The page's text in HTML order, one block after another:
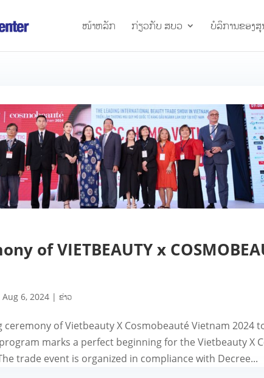
ໜ້າຫລັກ ກ່ຽວກັບ ສບວ ບໍລິການຂອງ
of VIETBEAUTY x
Aug 6, 2024 |ຂ່າວ
of Vietbeauty X Cosmobeauté Vietnam 2024
marks a perfect beginning for the Vietbeauty X
trade event is organized in compliance with Decree...